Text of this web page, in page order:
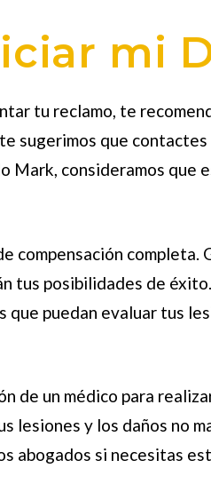
mi
tu reclamo, te
sugerimos que contactes
consideramos que
compensación
tus posibilidades de
puedan evaluar tus
de un médico para
lesiones y los daños no
abogados si necesitas